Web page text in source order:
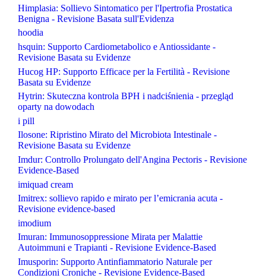
Himplasia: Sollievo Sintomatico per l'Ipertrofia Prostatica
Benigna - Revisione Basata sull'Evidenza
hoodia
hsquin: Supporto Cardiometabolico e Antiossidante -
Revisione Basata su Evidenze
Hucog HP: Supporto Efficace per la Fertilità - Revisione
Basata su Evidenze
Hytrin: Skuteczna kontrola BPH i nadciśnienia - przegląd
oparty na dowodach
i pill
Ilosone: Ripristino Mirato del Microbiota Intestinale -
Revisione Basata su Evidenze
Imdur: Controllo Prolungato dell'Angina Pectoris - Revisione
Evidence-Based
imiquad cream
Imitrex: sollievo rapido e mirato per l’emicrania acuta -
Revisione evidence-based
imodium
Imuran: Immunosoppressione Mirata per Malattie
Autoimmuni e Trapianti - Revisione Evidence-Based
Imusporin: Supporto Antinfiammatorio Naturale per
Condizioni Croniche - Revisione Evidence-Based